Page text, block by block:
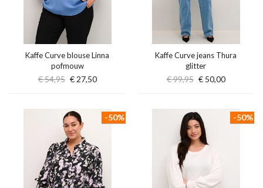
Kaffe Curve blouse Linna
pofmouw
€ 54,95 € 27,50
Kaffe Curve jeans Thura
glitter
€ 99,95 € 50,00
-50% -50%